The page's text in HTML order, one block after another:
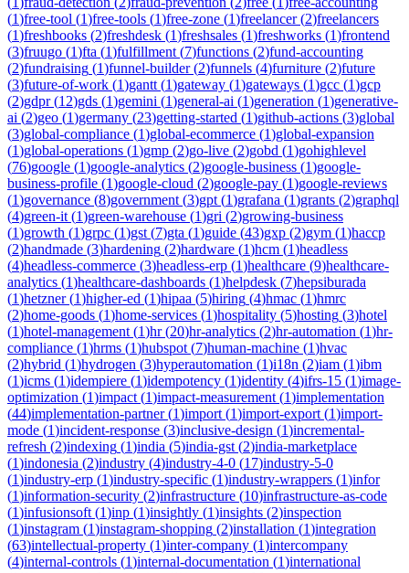
(1)free-tool (1)free-tools (1)free-zone (1)freelancer(2)freelancers
(1)freshbooks (2)freshdesk (1)freshsales (1)freshworks (1)frontend
(3)fruugo (1)fta (1)fulfillment (7)functions (2)fund-accounting
(2)fundraising (1)funnel-builder(2)funnels (4)furniture (2)future
(3)future-of-work (1)gantt (1)gateway (1)gateways (1)gcc (1)gcp
(2)gdpr(12)gds (1)gemini (1)general-ai (1)generation (1)generative-
ai (2)geo (1)germany (23)getting-started (1)github-actions (3)global
(3)global-compliance (1)global-ecommerce (1)global-expansion
(1)global-operations (1)gmp (2)go-live (2)gobd (1)gohighlevel
(76)google (1)google-analytics (2)google-business (1)google-
business-profile (1)google-cloud (2)google-pay (1)google-reviews
(1)governance (8)government (3)gpt (1)grafana (1)grants (2)graphql
(4)green-it (1)green-warehouse (1)gri (2)growing-business
(1)growth (1)grpc (1)gst (7)gta (1)guide (43)gxp (2)gym (1)haccp
(2)handmade (3)hardening (2)hardware (1)hcm (1)headless
(4)headless-commerce (3)headless-erp (1)healthcare (9)healthcare-
analytics (1)healthcare-dashboards (1)helpdesk (7)hepsiburada
(1)hetzner(1)higher-ed (1)hipaa (5)hiring (4)hmac (1)hmrc
(2)home-goods (1)home-services (1)hospitality (5)hosting (3)hotel
(1)hotel-management (1)hr(20)hr-analytics (2)hr-automation (1)hr-
compliance (1)hrms (1)hubspot (7)human-machine (1)hvac
(2)hybrid (1)hydrogen (3)hyperautomation (1)i18n (2)iam (1)ibm
(1)icms (1)idempiere (1)idempotency (1)identity (4)ifrs-15 (1)image-
optimization (1)impact (1)impact-measurement (1)implementation
(44)implementation-partner(1)import (1)import-export (1)import-
mode (1)incident-response (3)inclusive-design (1)incremental-
refresh (2)indexing (1)india (5)india-gst (2)india-marketplace
(1)indonesia (2)industry (4)industry-4-0 (17)industry-5-0
(1)industry-erp (1)industry-specific (1)industry-wrappers (1)infor
(1)information-security (2)infrastructure (10)infrastructure-as-code
(1)infusionsoft (1)inp (1)insightly (1)insights (2)inspection
(1)instagram (1)instagram-shopping (2)installation (1)integration
(63)intellectual-property (1)inter-company (1)intercompany
(4)internal-controls (1)internal-documentation (1)international